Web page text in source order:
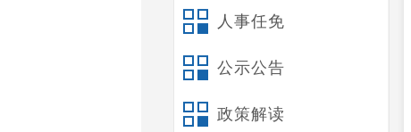
人事任免
公示公告
政策解读